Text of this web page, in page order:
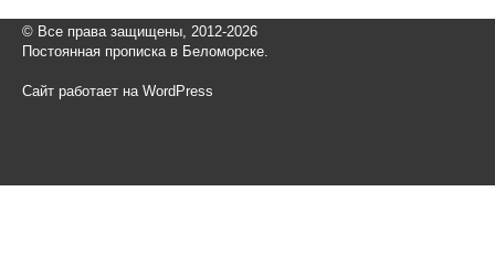
© Все права защищены, 2012-2026
Постоянная прописка в Беломорске.
Сайт работает на WordPress